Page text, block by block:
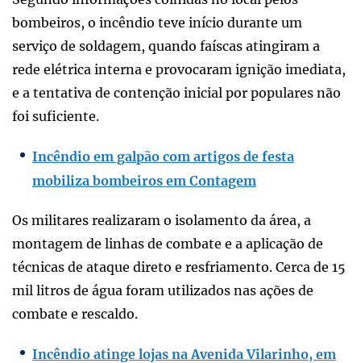
bombeiros, o incêndio teve início durante um
serviço de soldagem, quando faíscas atingiram a
rede elétrica interna e provocaram ignição imediata,
e a tentativa de contenção inicial por populares não
foi suficiente.
Incêndio em galpão com artigos de festa
mobiliza bombeiros em Contagem
Os militares realizaram o isolamento da área, a
montagem de linhas de combate e a aplicação de
técnicas de ataque direto e resfriamento. Cerca de 15
mil litros de água foram utilizados nas ações de
combate e rescaldo.
Incêndio atinge lojas na Avenida Vilarinho, em